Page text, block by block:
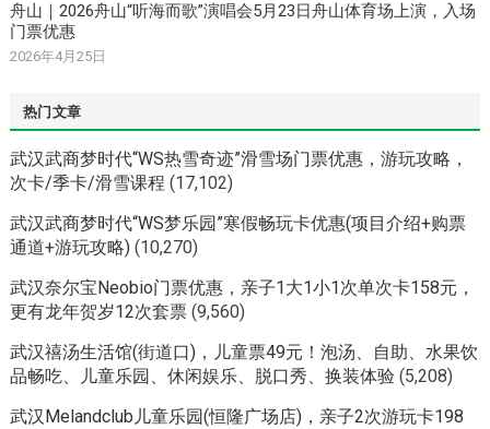
舟山｜2026舟山“听海而歌”演唱会5月23日舟山体育场上演，入场
门票优惠
2026年4月25日
热门文章
武汉武商梦时代“WS热雪奇迹”滑雪场门票优惠，游玩攻略，
次卡/季卡/滑雪课程 (17,102)
武汉武商梦时代“WS梦乐园”寒假畅玩卡优惠(项目介绍+购票
通道+游玩攻略) (10,270)
武汉奈尔宝Neobio门票优惠，亲子1大1小1次单次卡158元，
更有龙年贺岁12次套票 (9,560)
武汉禧汤生活馆(街道口)，儿童票49元！泡汤、自助、水果饮
品畅吃、儿童乐园、休闲娱乐、脱口秀、换装体验 (5,208)
武汉Melandclub儿童乐园(恒隆广场店)，亲子2次游玩卡198